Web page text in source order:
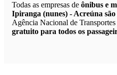
Todas as empresas de ônibus e
Ipiranga (nunes) - Acreúna
Agência Nacional de Transportes
gratuito para todos os